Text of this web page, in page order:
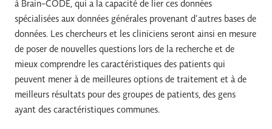
à Brain-CODE, qui a la capacité de lier ces données
spécialisées aux données générales provenant d’autres bases de
données. Les chercheurs et les cliniciens seront ainsi en mesure
de poser de nouvelles questions lors de la recherche et de
mieux comprendre les caractéristiques des patients qui
peuvent mener à de meilleures options de traitement et à de
meilleurs résultats pour des groupes de patients, des gens
ayant des caractéristiques communes.